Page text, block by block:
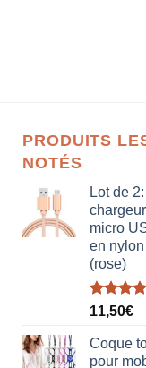
PRODUITS
NOTÉS
Lot de
micro
en
(rose)
Note5.00
11,50€
Coque
pour